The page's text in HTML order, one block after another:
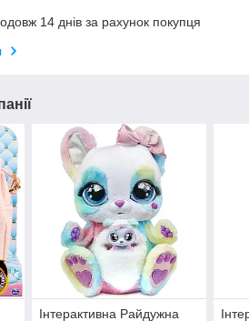
14 днів за рахунок покупця
Інтерактивна Райдужна